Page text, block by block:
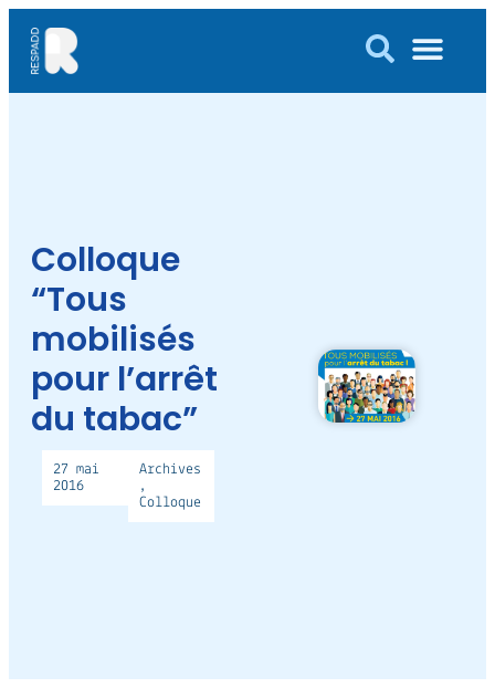
Colloque
“Tous
mobilisés
pour l’arrêt
du tabac”
27 mai
2016
Archives
,
Colloque